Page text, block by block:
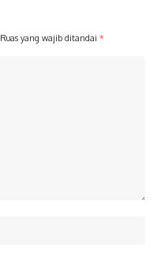
Ruas yang wajib ditandai *